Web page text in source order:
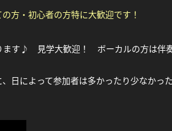
方・初心者の方特に大歓迎です！
ます♪
見学大歓迎！ ボーカルの方は伴
日によって参加者は多かったり少なか